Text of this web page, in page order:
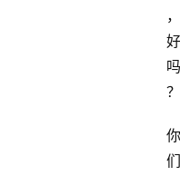
，
好
吗
？
你
们